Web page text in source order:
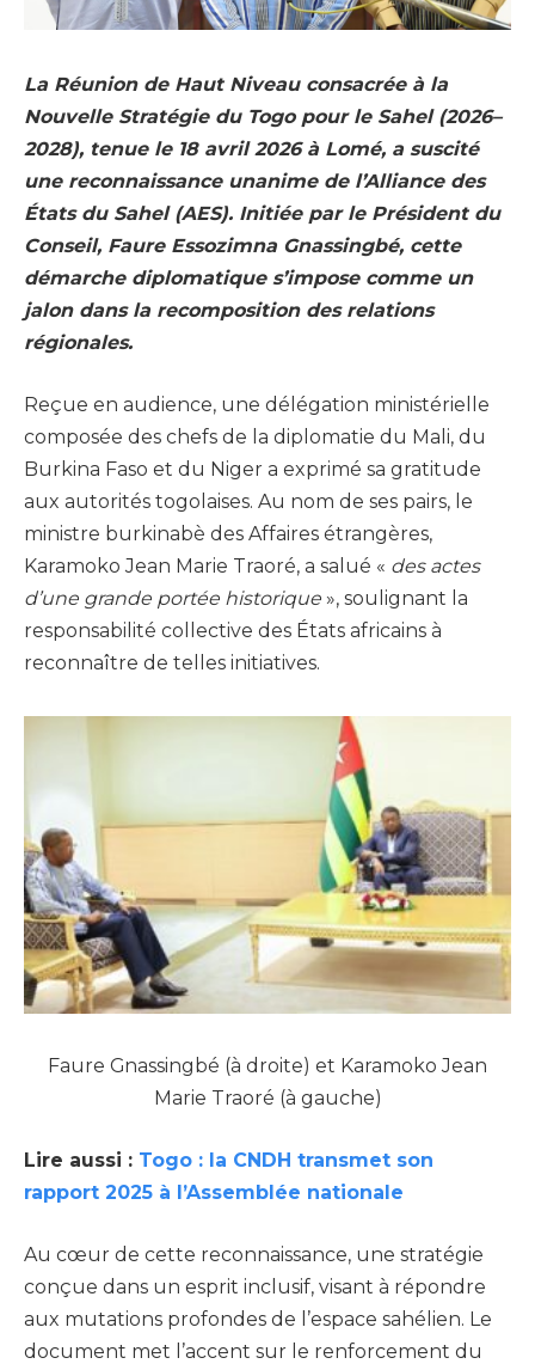
La Réunion de Haut Niveau consacrée à la
Nouvelle Stratégie du Togo pour le Sahel (2026–
2028), tenue le 18 avril 2026 à Lomé, a suscité
une reconnaissance unanime de l’Alliance des
États du Sahel (AES). Initiée par le Président du
Conseil, Faure Essozimna Gnassingbé, cette
démarche diplomatique s’impose comme un
jalon dans la recomposition des relations
régionales.
Reçue en audience, une délégation ministérielle
composée des chefs de la diplomatie du Mali, du
Burkina Faso et du Niger a exprimé sa gratitude
aux autorités togolaises. Au nom de ses pairs, le
ministre burkinabè des Affaires étrangères,
Karamoko Jean Marie Traoré, a salué « des actes
d’une grande portée historique », soulignant la
responsabilité collective des États africains à
reconnaître de telles initiatives.
Faure Gnassingbé (à droite) et Karamoko Jean
Marie Traoré (à gauche)
Lire aussi : Togo : la CNDH transmet son
rapport 2025 à l’Assemblée nationale
Au cœur de cette reconnaissance, une stratégie
conçue dans un esprit inclusif, visant à répondre
aux mutations profondes de l’espace sahélien. Le
document met l’accent sur le renforcement du